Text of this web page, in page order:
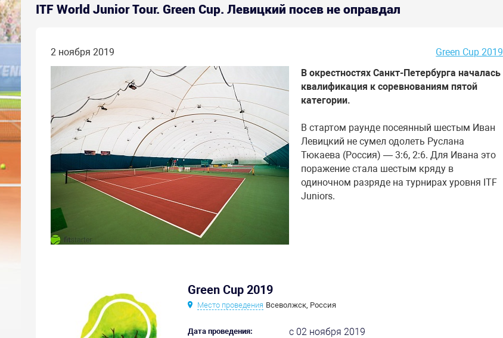
ITF World Junior Tour. Green Cup. Левицкий посев не оправдал
2 ноября 2019
Green Cup 2019
В окрестностях Санкт-Петербурга началась
квалификация к соревнованиям пятой
категории.
В стартом раунде посеянный шестым Иван
Левицкий не сумел одолеть Руслана
Тюкаева (Россия) — 3:6, 2:6. Для Ивана это
поражение стала шестым кряду в
одиночном разряде на турнирах уровня ITF
Juniors.
Green Cup 2019
Место проведения Всеволжск, Россия
Дата проведения: с 02 ноября 2019